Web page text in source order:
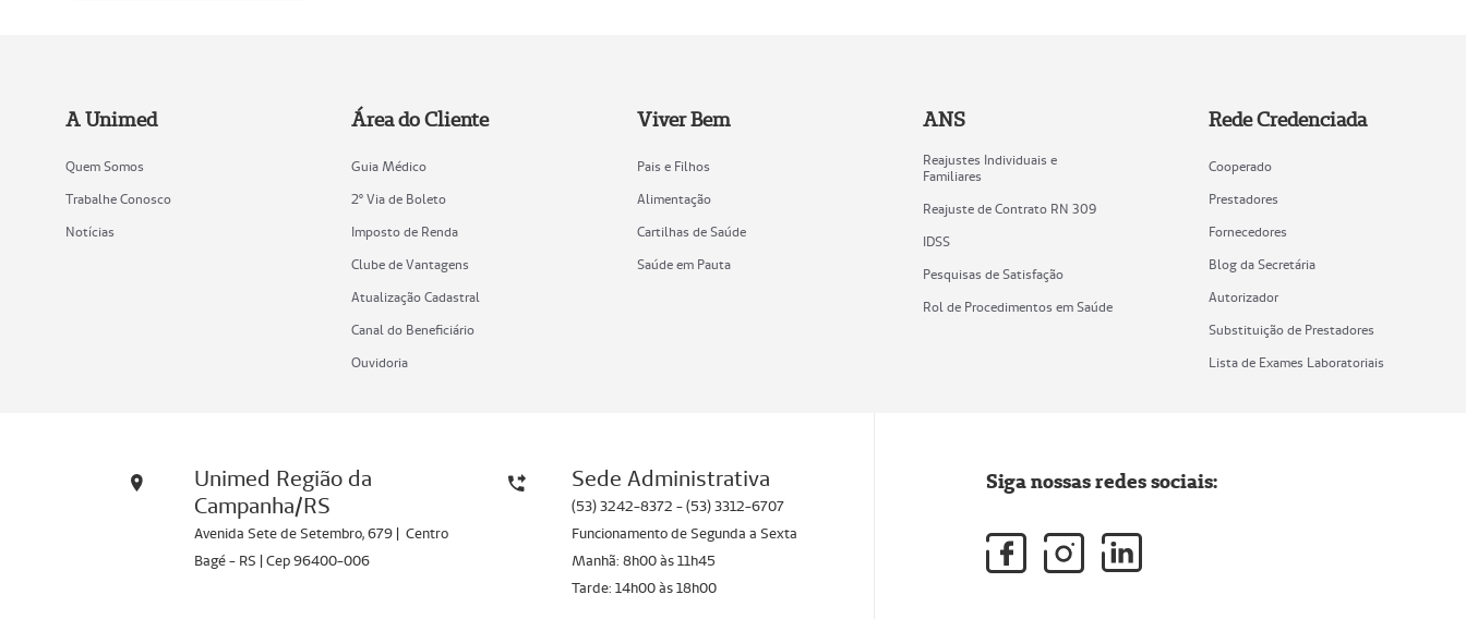
A Unimed
Quem Somos
Trabalhe Conosco
Notícias
Área do Cliente
Guia Médico
2º Via de Boleto
Imposto de Renda
Clube de Vantagens
Atualização Cadastral
Canal do Beneficiário
Ouvidoria
Viver Bem
Pais e Filhos
Alimentação
Cartilhas de Saúde
Saúde em Pauta
ANS
Reajustes Individuais e
Familiares
Reajuste de Contrato RN 309
IDSS
Pesquisas de Satisfação
Rol de Procedimentos em Saúde
Rede Credenciada
Cooperado
Prestadores
Fornecedores
Blog da Secretária
Autorizador
Substituição de Prestadores
Lista de Exames Laboratoriais
Unimed Região da
Campanha/RS
Avenida Sete de Setembro, 679 | Centro
Bagé - RS | Cep 96400-006
Sede Administrativa
(53) 3242-8372 - (53) 3312-6707
Funcionamento de Segunda a Sexta
Manhã: 8h00 às 11h45
Tarde: 14h00 às 18h00
Siga nossas redes sociais: